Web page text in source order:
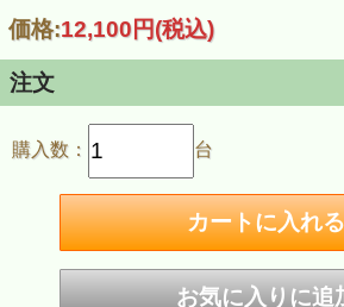
価格:12,100円(税込)
注文
購入数： 台